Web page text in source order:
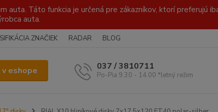
Táto funkcia je určená pre zákazníkov, ktorí preferujú
auta.
ZNAČIEK RADAR BLOG
eshope 037 / 3810711
Po-Pia 9.30 - 14.00 *letný režim